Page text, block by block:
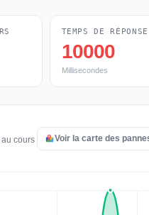
TEMPS DE RÉPONSE
10000
Millisecondes
cours
Voir la carte des